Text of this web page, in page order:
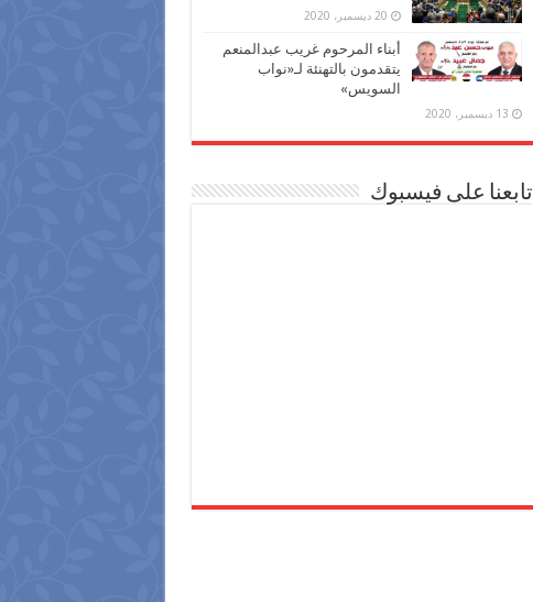
20 ديسمبر، 2020
أبناء المرحوم غريب عبدالمنعم
يتقدمون بالتهنئة لـ«نواب
السويس»
13 ديسمبر، 2020
تابعنا على فيسبوك